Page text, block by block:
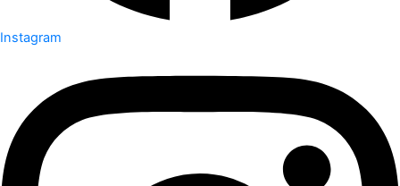
Instagram